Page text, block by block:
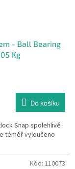
- Ball Bearing
Kg
Do košíku
Snap spolehlivě
téměř vyloučeno
Kód: 110073